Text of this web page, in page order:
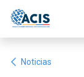
Noticias